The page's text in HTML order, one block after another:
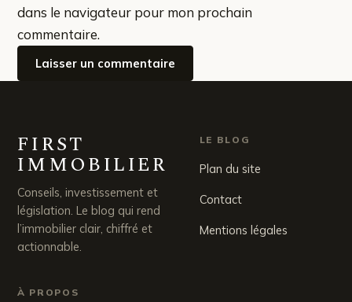
dans le navigateur pour mon prochain
commentaire.
FIRST
IMMOBILIER
Conseils, investissement et
législation. Le blog qui rend
l’immobilier clair, chiffré et
actionnable.
LE BLOG
Plan du site
Contact
Mentions légales
À PROPOS